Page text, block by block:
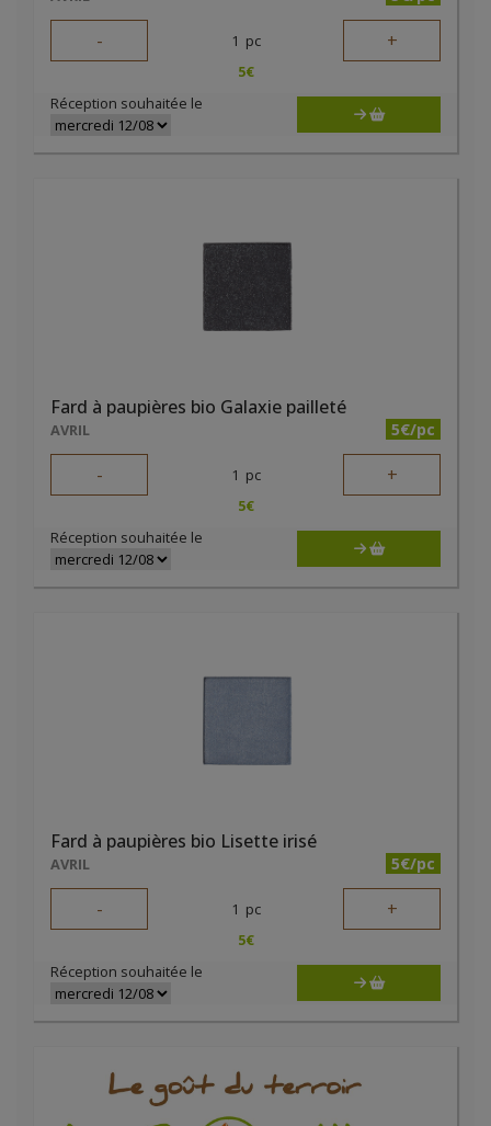
- 1 pc +
5€
Réception souhaitée le
Fard à paupières bio Galaxie pailleté
AVRIL 5€/pc
- 1 pc +
5€
Réception souhaitée le
Fard à paupières bio Lisette irisé
AVRIL 5€/pc
- 1 pc +
5€
Réception souhaitée le